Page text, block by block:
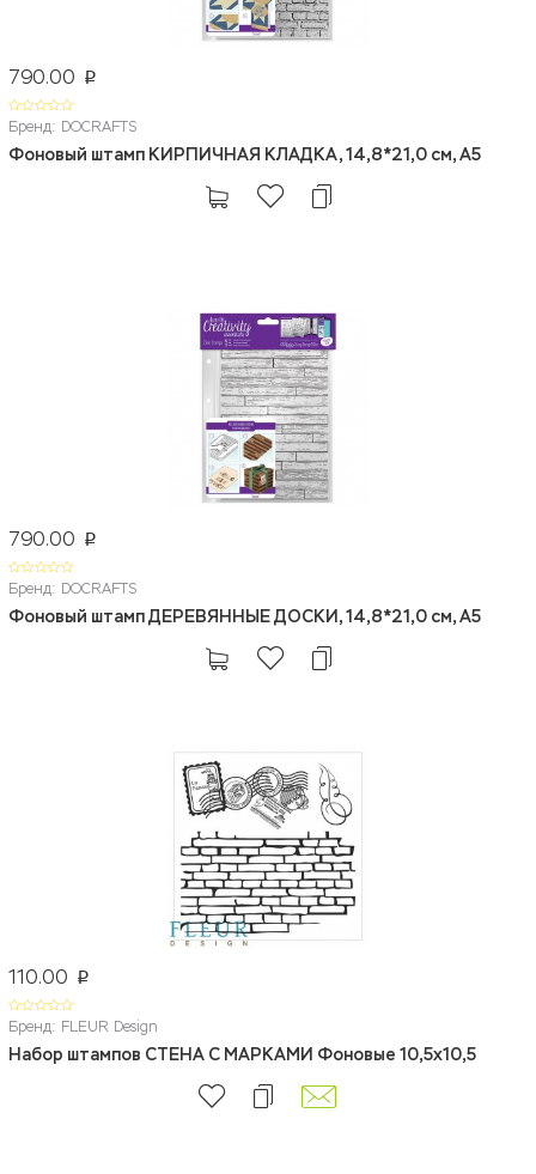
790.00 p
Бренд: DOCRAFTS
Фоновый штамп КИРПИЧНАЯ КЛАДКА, 14,8*21,0 см, А5
790.00 p
Бренд: DOCRAFTS
Фоновый штамп ДЕРЕВЯННЫЕ ДОСКИ, 14,8*21,0 см, А5
110.00 p
Бренд: FLEUR Design
Набор штампов СТЕНА С МАРКАМИ Фоновые 10,5х10,5